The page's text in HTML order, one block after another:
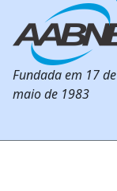
Fundada em 17 de
maio de 1983